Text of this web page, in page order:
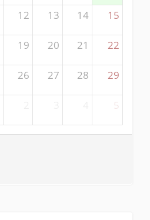
12 13 14 15
19 20 21 22
26 27 28 29
5